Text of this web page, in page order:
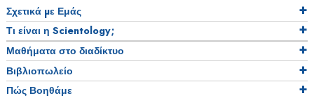
Σχετικά µε Εμάς
Τι είναι η Scientology;
Μαθήματα στο διαδίκτυο
Βιβλιοπωλείο
Πώς Βοηθάμε